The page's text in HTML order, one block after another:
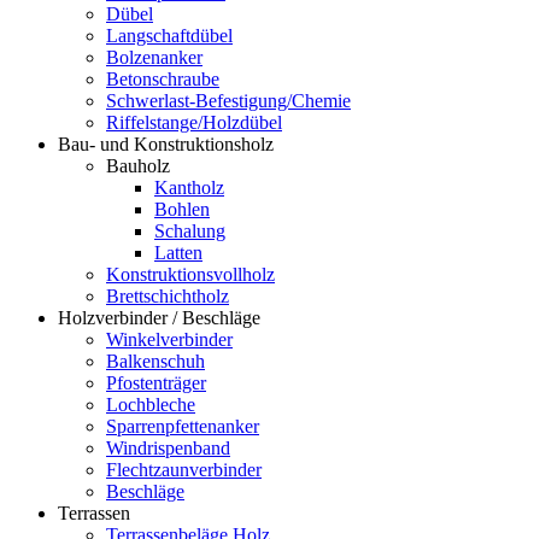
Dübel
Langschaftdübel
Bolzenanker
Betonschraube
Schwerlast-Befestigung/Chemie
Riffelstange/Holzdübel
Bau- und Konstruktionsholz
Bauholz
Kantholz
Bohlen
Schalung
Latten
Konstruktionsvollholz
Brettschichtholz
Holzverbinder / Beschläge
Winkelverbinder
Balkenschuh
Pfostenträger
Lochbleche
Sparrenpfettenanker
Windrispenband
Flechtzaunverbinder
Beschläge
Terrassen
Terrassenbeläge Holz